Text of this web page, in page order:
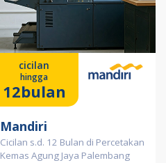
cicilan
hingga
12bulan
Mandiri
Cicilan s.d. 12 Bulan di Percetakan
Kemas Agung Jaya Palembang